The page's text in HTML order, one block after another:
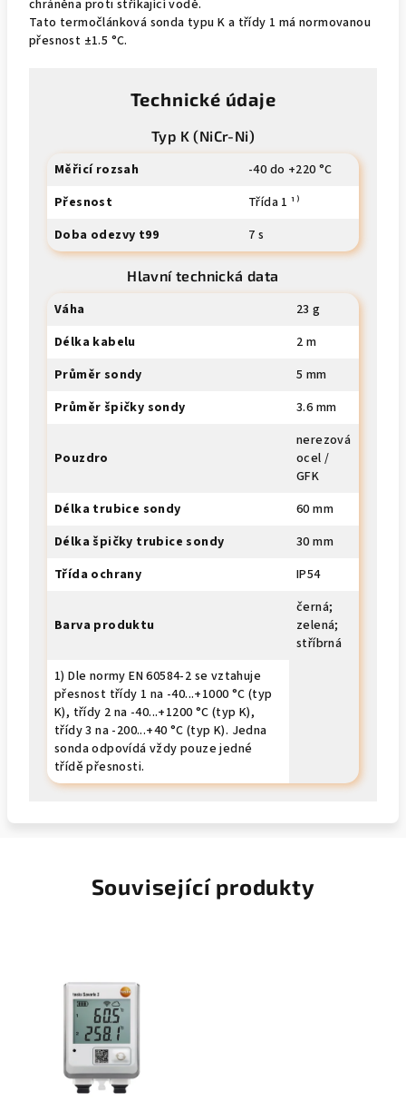
chráněna proti stříkající vodě.
Tato termočlánková sonda typu K a třídy 1 má normovanou
přesnost ±1.5 °C.
Technické údaje
Typ K (NiCr-Ni)
Měřicí rozsah
-40 do +220 °C
Přesnost
Třída 1 ¹⁾
Doba odezvy t99
7 s
Hlavní technická data
Váha
23 g
Délka kabelu
2 m
Průměr sondy
5 mm
Průměr špičky sondy
3.6 mm
Pouzdro
nerezová
ocel /
GFK
Délka trubice sondy
60 mm
Délka špičky trubice sondy
30 mm
Třída ochrany
IP54
Barva produktu
černá;
zelená;
stříbrná
1) Dle normy EN 60584-2 se vztahuje
přesnost třídy 1 na -40...+1000 °C (typ
K), třídy 2 na -40...+1200 °C (typ K),
třídy 3 na -200...+40 °C (typ K). Jedna
sonda odpovídá vždy pouze jedné
třídě přesnosti.
Související produkty